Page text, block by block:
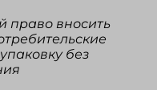
право вносить
без